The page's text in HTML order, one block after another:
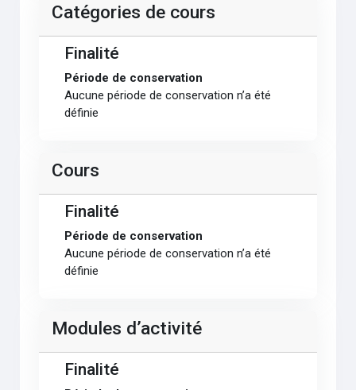
Catégories de cours
Finalité
Période de conservation
Aucune période de conservation n’a été
définie
Cours
Finalité
Période de conservation
Aucune période de conservation n’a été
définie
Modules d’activité
Finalité